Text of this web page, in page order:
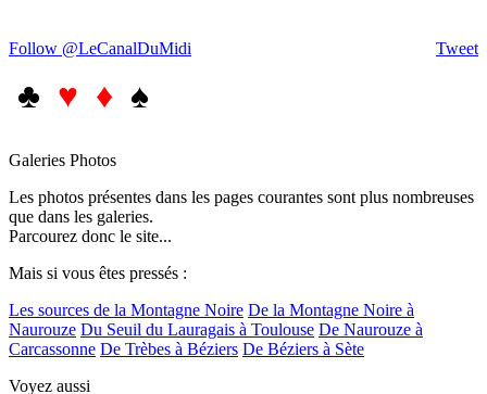
Tweet
Follow @LeCanalDuMidi
♣ ♥ ♦ ♠
Galeries Photos
Les photos présentes dans les pages courantes sont plus nombreuses
que dans les galeries.
Parcourez donc le site...
Mais si vous êtes pressés :
Les sources de la Montagne Noire De la Montagne Noire à
Naurouze Du Seuil du Lauragais à Toulouse De Naurouze à
Carcassonne De Trèbes à Béziers De Béziers à Sète
Voyez aussi